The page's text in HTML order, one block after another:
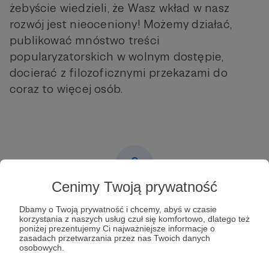
Cenimy Twoją prywatność
Dbamy o Twoją prywatność i chcemy, abyś w czasie
korzystania z naszych usług czuł się komfortowo, dlatego też
poniżej prezentujemy Ci najważniejsze informacje o
zasadach przetwarzania przez nas Twoich danych
osobowych.
żebyście wiedzieli, że Wasz wkład w nasz
rozwój jest nieoceniony! Możemy działać,
publikować mnóstwo treści
popularyzatorskich w wolnym dostępie,
docierać z filozoficznymi przekazami do
coraz to więcej osób.
Aby zobaczyć ten materiał musisz być zalogowany